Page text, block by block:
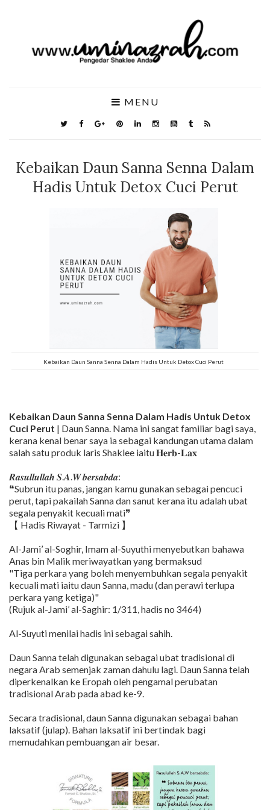
MENU
Kebaikan Daun Sanna Senna Dalam
Hadis Untuk Detox Cuci Perut
Kebaikan Daun Sanna Senna Dalam Hadis Untuk Detox Cuci Perut
Kebaikan Daun Sanna Senna Dalam Hadis Untuk Detox
Cuci Perut | Daun Sanna. Nama ini sangat familiar bagi saya,
kerana kenal benar saya ia sebagai kandungan utama dalam
salah satu produk laris Shaklee iaitu 𝐇𝐞𝐫𝐛-𝐋𝐚𝐱
𝑹𝒂𝒔𝒖𝒍𝒍𝒖𝒍𝒍𝒂𝒉 𝑺.𝑨.𝑾 𝒃𝒆𝒓𝒔𝒂𝒃𝒅𝒂:
❝Subrun itu panas, jangan kamu gunakan sebagai pencuci
perut, tapi pakailah Sanna dan sanut kerana itu adalah ubat
segala penyakit kecuali mati❞
【 Hadis Riwayat - Tarmizi 】
Al-Jami’ al-Soghir, Imam al-Suyuthi menyebutkan bahawa
Anas bin Malik meriwayatkan yang bermaksud
"Tiga perkara yang boleh menyembuhkan segala penyakit
kecuali mati iaitu daun Sanna, madu (dan perawi terlupa
perkara yang ketiga)"
(Rujuk al-Jami’ al-Saghir: 1/311, hadis no 3464)
Al-Suyuti menilai hadis ini sebagai sahih.
Daun Sanna telah digunakan sebagai ubat tradisional di
negara Arab semenjak zaman dahulu lagi. Daun Sanna telah
diperkenalkan ke Eropah oleh pengamal perubatan
tradisional Arab pada abad ke-9.
Secara tradisional, daun Sanna digunakan sebagai bahan
laksatif (julap). Bahan laksatif ini bertindak bagi
memudahkan pembuangan air besar.